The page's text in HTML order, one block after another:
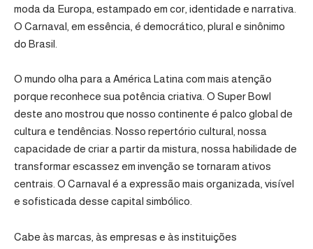
moda da Europa, estampado em cor, identidade e narrativa.
O Carnaval, em essência, é democrático, plural e sinônimo
do Brasil.
O mundo olha para a América Latina com mais atenção
porque reconhece sua potência criativa. O Super Bowl
deste ano mostrou que nosso continente é palco global de
cultura e tendências. Nosso repertório cultural, nossa
capacidade de criar a partir da mistura, nossa habilidade de
transformar escassez em invenção se tornaram ativos
centrais. O Carnaval é a expressão mais organizada, visível
e sofisticada desse capital simbólico.
Cabe às marcas, às empresas e às instituições